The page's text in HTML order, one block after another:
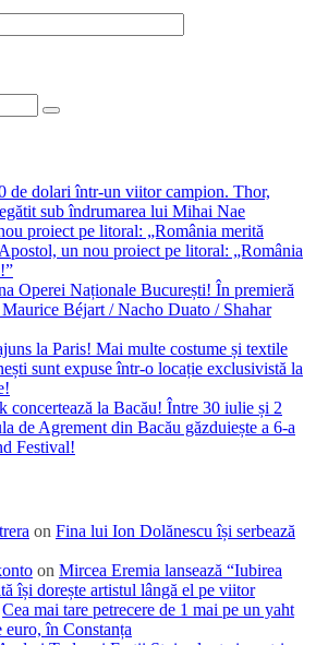
de dolari într-un viitor campion. Thor,
sub îndrumarea lui Mihai Nae
proiect pe litoral: „România merită
un nou proiect pe litoral: „România
Operei Naționale București! În premieră
Béjart / Nacho Duato / Shahar
la Paris! Mai multe costume și textile
sunt expuse într-o locație exclusivistă la
concertează la Bacău! Între 30 iulie și 2
de Agrement din Bacău găzduiește a 6-a
Festival!
on Fina lui Ion Dolănescu își serbează
on Mircea Eremia lansează “Iubirea
își dorește artistul lângă el pe viitor
Cea mai tare petrecere de 1 mai pe un yaht
în Constanța